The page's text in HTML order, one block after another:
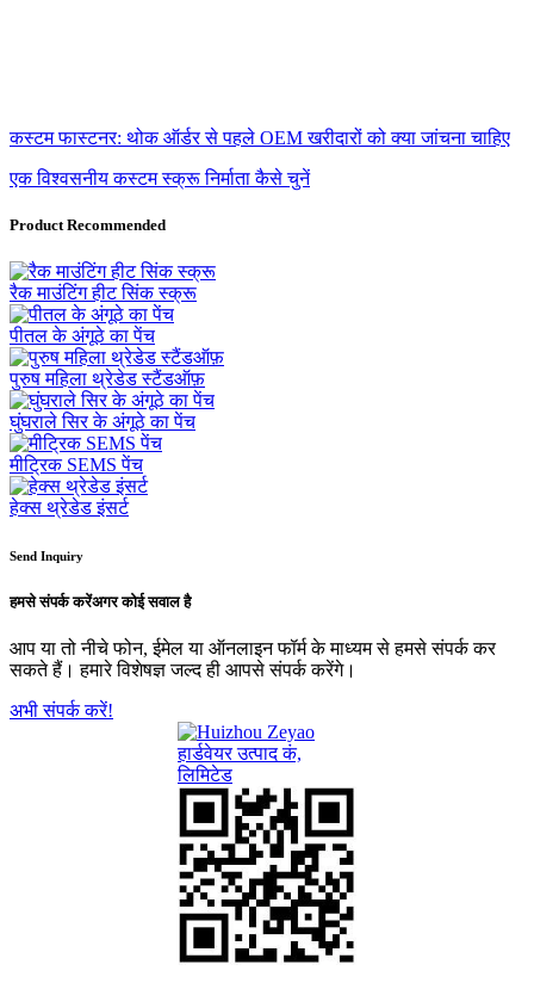
कस्टम फास्टनर: थोक ऑर्डर से पहले OEM खरीदारों को क्या जांचना चाहिए
एक विश्वसनीय कस्टम स्क्रू निर्माता कैसे चुनें
Product Recommended
रैक माउंटिंग हीट सिंक स्क्रू
पीतल के अंगूठे का पेंच
पुरुष महिला थ्रेडेड स्टैंडऑफ़
घुंघराले सिर के अंगूठे का पेंच
मीट्रिक SEMS पेंच
हेक्स थ्रेडेड इंसर्ट
Send Inquiry
हमसे संपर्क करेंअगर कोई सवाल है
आप या तो नीचे फोन, ईमेल या ऑनलाइन फॉर्म के माध्यम से हमसे संपर्क कर
सकते हैं। हमारे विशेषज्ञ जल्द ही आपसे संपर्क करेंगे।
अभी संपर्क करें!